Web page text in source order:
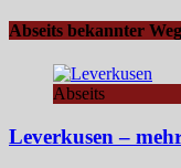
Abseits bekannter
Abseits
Leverkusen –